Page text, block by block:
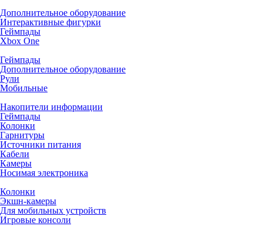
Дополнительное оборудование
Интерактивные фигурки
Геймпады
Xbox One
Геймпады
Дополнительное оборудование
Рули
Мобильные
Накопители информации
Геймпады
Колонки
Гарнитуры
Источники питания
Кабели
Камеры
Носимая электроника
Колонки
Экшн-камеры
Для мобильных устройств
Игровые консоли